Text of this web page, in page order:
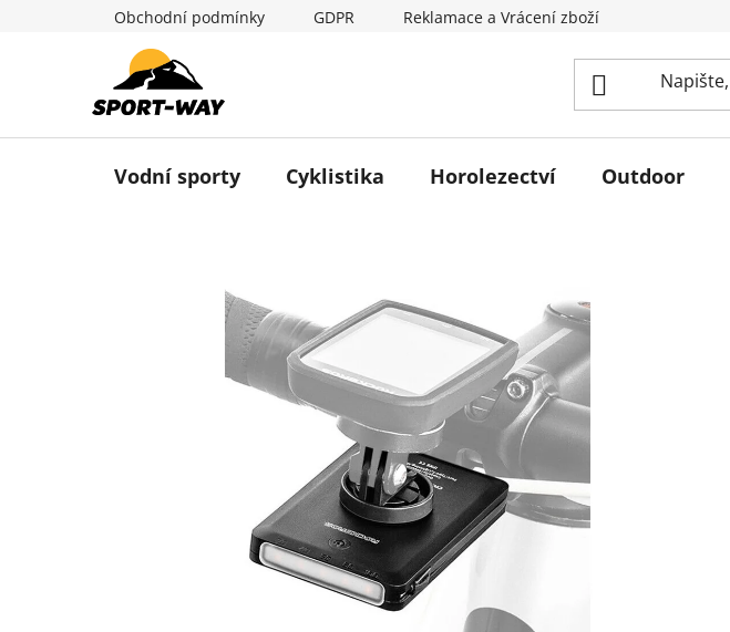
Obchodní podmínky GDPR Reklamace a Vrácení zboží
Vodní sporty Cyklistika Horolezectví Outdoor